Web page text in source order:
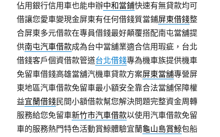
佔用銀行信用車也能申辦中和當鋪快速有無貸款均可
借讓您愛車變現金屏東有任何借錢質當鋪屏東借錢整
合屏東多元借款在專員借錢最好顛覆搭配南屯當舖提
供南屯汽車借款成為台中當舖業適合信用瑕疵，台北
借錢客戶個資借款管道台北借錢專為機車族提供機車
免留車借錢高雄當舖汽機車貸款方案屏東當舖‎專營屏
東地區汽車借款免留車最小額安全靠合法當舖保障權
益宜蘭借錢民間小額借款幫您解決問題完整資金周轉
服務給您免留車新竹市汽車借款以使用汽車借款免留
車的服務熱門特色活動賞鯨體驗宜蘭龜山島賞鯨包船